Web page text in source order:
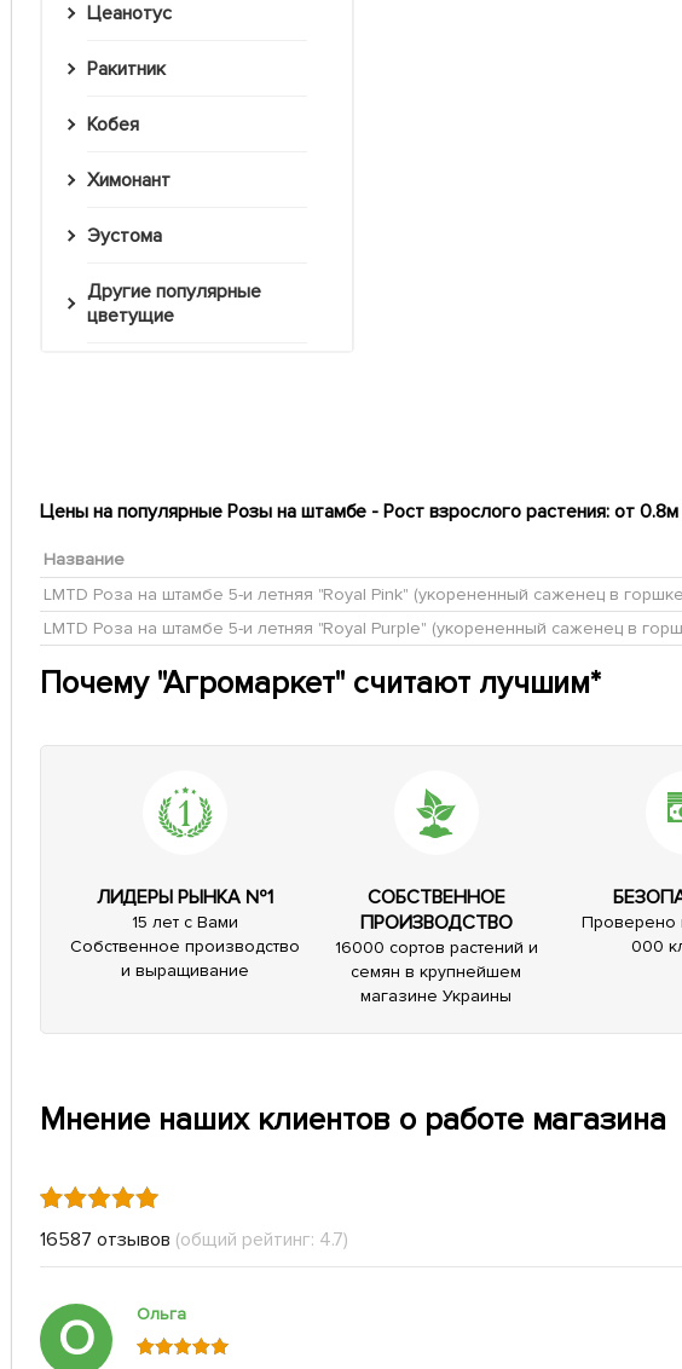
Цеанотус
Ракитник
Кобея
Химонант
Эустома
Другие популярные
цветущие
Цены на популярные Розы на штамбе - Рост взрослого растения: от
Название
LMTD Роза на штамбе 5-и летняя "Royal Pink" (укорененный саженец в
LMTD Роза на штамбе 5-и летняя "Royal Purple" (укорененный саженец в
Почему "Агромаркет" считают лучшим*
ЛИДЕРЫ РЫНКА №1
15 лет с Вами
Собственное производство
и выращивание
СОБСТВЕННОЕ
ПРОИЗВОДСТВО
16000 сортов растений и
семян в крупнейшем
магазине Украины
Проверено
000
Мнение наших клиентов о работе магазина
16587 отзывов (общий рейтинг: 4.7)
О Ольга